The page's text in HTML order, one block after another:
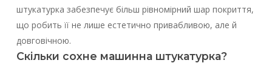
штукатурка забезпечує більш рівномірний шар покриття,
що робить її не лише естетично привабливою, але й
довговічною.
Скільки сохне машинна штукатурка?